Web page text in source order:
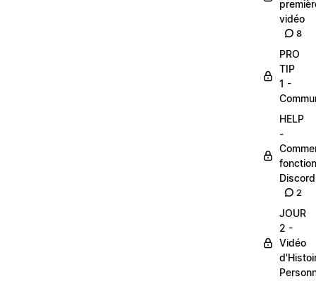
vidéo
8
PRO
TIP
1 -
HELP
-
Discord
2
JOUR
2 -
Vidéo